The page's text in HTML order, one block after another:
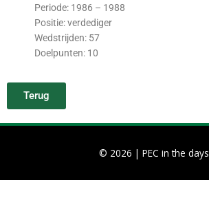
Periode: 1986 – 1988
Positie: verdediger
Wedstrijden: 57
Doelpunten: 10
Terug
© 2026 | PEC in the days